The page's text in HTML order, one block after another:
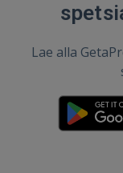
Lae alla